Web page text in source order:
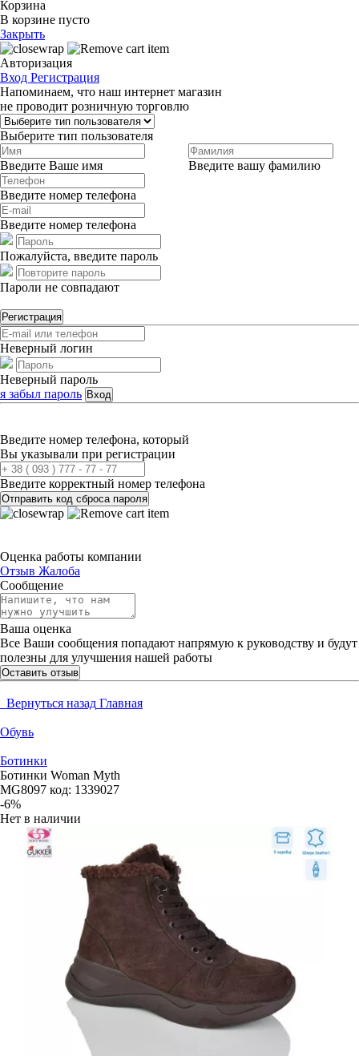
Корзина
В корзине пусто
Закрыть
Авторизация
Вход Регистрация
Напоминаем, что наш интернет магазин
не проводит розничную торговлю
Выберите тип пользователя
Введите Ваше имя Введите вашу фамилию
Введите номер телефона
Введите номер телефона
Пожалуйста, введите пароль
Пароли не совпадают
Регистрация
Неверный логин
Неверный пароль
я забыл пароль Вход
Введите номер телефона, который
Вы указывали при регистрации
Введите корректный номер телефона
Отправить код сброса пароля
Оценка работы компании
Отзыв Жалоба
Сообщение
Ваша оценка
Все Ваши сообщения попадают напрямую к руководству и будут
полезны для улучшения нашей работы
Оставить отзыв
Вернуться назад Главная
Обувь
Ботинки
Ботинки Woman Myth
MG8097 код: 1339027
-6%
Нет в наличии